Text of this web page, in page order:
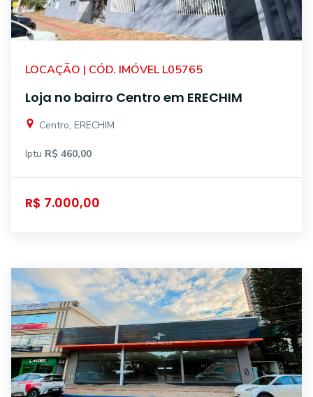
LOCAÇÃO | CÓD. IMÓVEL L05765
Loja no bairro Centro em ERECHIM
Centro, ERECHIM
Iptu R$ 460,00
R$ 7.000,00